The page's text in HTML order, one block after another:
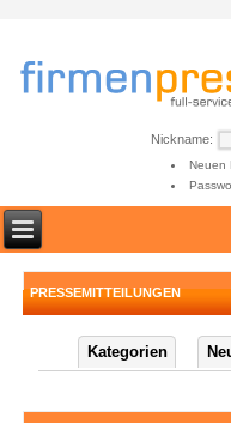
Nickname:
Neuen
PRESSEMITTEILUNGEN
Kategorien